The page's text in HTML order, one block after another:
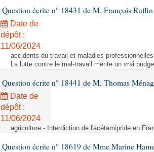
Question écrite n° 18431 de M. François Ruffin
Date de
dépôt :
11/06/2024
accidents du travail et maladies
La lutte contre le mal-travail mérite un vrai
Question écrite n° 18441 de M. Thomas
Date de
dépôt :
11/06/2024
agriculture - Interdiction de l'acétamipride en
Question écrite n° 18619 de Mme Marine